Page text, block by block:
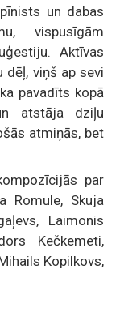
un dabas
vispusīgām
Aktīvas
dēļ, viņš ap sevi
pavadīts kopā
atstāja dziļu
atmiņās, bet
par
Romule, Skuja
Laimonis
Kečkemeti,
Kopilkovs,